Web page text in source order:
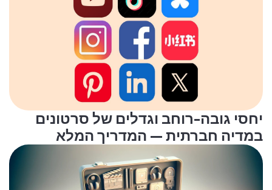
יחסי גובה-רוחב וגדלים של סרטונים
במדיה חברתית — המדריך המלא